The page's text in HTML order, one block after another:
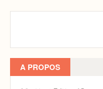
A PROPOS